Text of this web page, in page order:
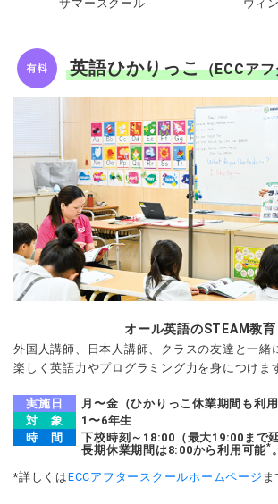
サマースクール ウィ
英語ひかりっこ（ECCア
オール英語のSTEAM教育
外国人講師、日本人講師、クラスの友達と一緒
楽しく英語力やプログラミング力を身につけま
実施日 月〜金 （ひかりっこ休業期間も利
対 象
1〜6年生
時 間
下校時刻～18:00 （最大19:00まで
長期休業期間は8:00から利用可能*。
*詳しくはECCアフタースクールホームページ ま